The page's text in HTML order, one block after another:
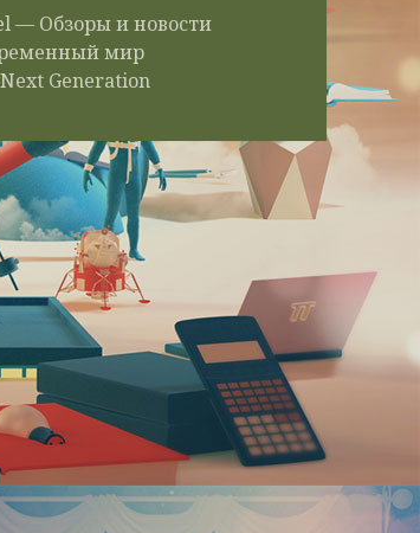
— Обзоры и новости
мир
Generation